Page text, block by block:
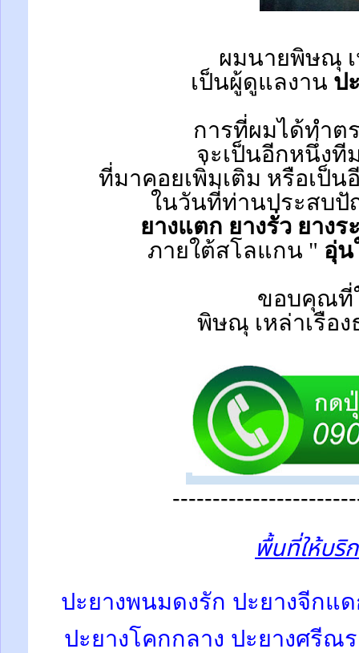
ผมนายพิษณุ เ
เป็นผู้ดูแลงาน ป
การที่ผมได้ทำต
จะเป็นอีกหนึ่งที
ที่มาคอยเพิ่มเติม หรือเป็
ในวันที่ท่านประสบ
ยางแตก ยางรั่ว ยางร
ภายใต้สโลแกน " อุ่น
ขอบคุณที่
พิษณุ เหล่าเรือ
พื้นที่ให้บริ
ปะยางพนมดงรัก ปะยางจีกแ
ปะยางโคกกลาง ปะยางศรีณ